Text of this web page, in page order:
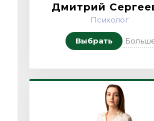
Дмитрий
Психолог
Выбрать